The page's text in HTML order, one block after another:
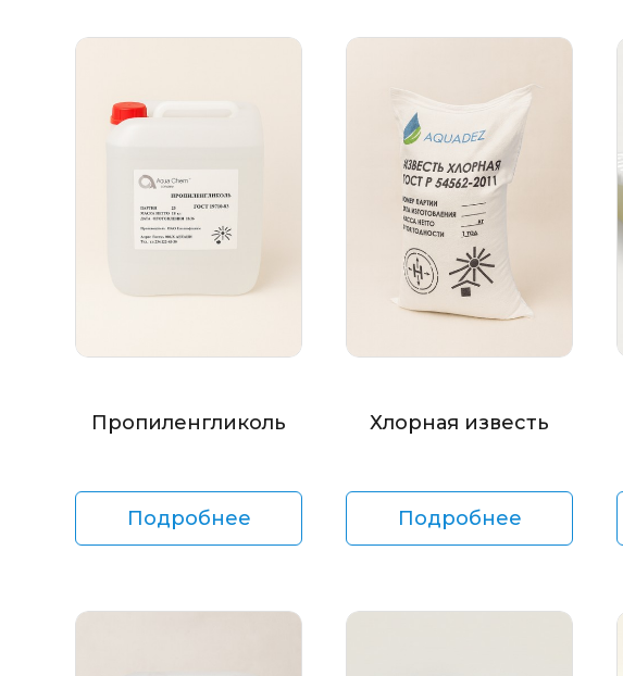
Пропиленгликоль
Подробнее
Хлорная известь
Подробнее